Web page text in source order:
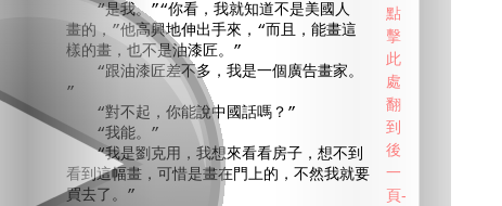
“是我。”“你看，我就知道不是美國人
畫的，”他高興地伸出手來，“而且，能畫這
樣的畫，也不是油漆匠。”
“跟油漆匠差不多，我是一個廣告畫家。
”
“對不起，你能說中國話嗎？”
“我能。”
“我是劉克用，我想來看看房子，想不到
看到這幅畫，可惜是畫在門上的，不然我就要
買去了。”
點
擊
此
處
翻
到
後
一
頁-